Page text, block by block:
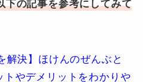
下の記事を参考にしてみて
解決】ほけんのぜんぶと
トやデメリットをわかりや